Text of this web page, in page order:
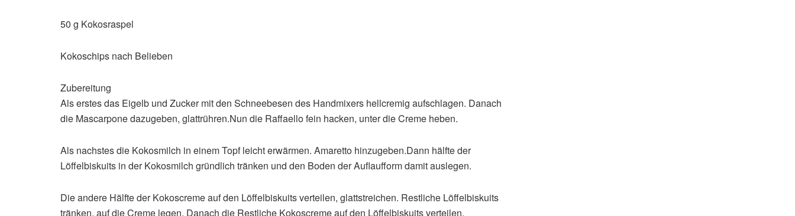
50 g Kokosraspel
Kokoschips nach Belieben
Zubereitung
Als erstes das Eigelb und Zucker mit den Schneebesen des Handmixers hellcremig aufschlagen. Danach
die Mascarpone dazugeben, glattrühren.Nun die Raffaello fein hacken, unter die Creme heben.
Als nachstes die Kokosmilch in einem Topf leicht erwärmen. Amaretto hinzugeben.Dann hälfte der
Löffelbiskuits in der Kokosmilch gründlich tränken und den Boden der Auflaufform damit auslegen.
Die andere Hälfte der Kokoscreme auf den Löffelbiskuits verteilen, glattstreichen. Restliche Löffelbiskuits
tränken, auf die Creme legen. Danach die Restliche Kokoscreme auf den Löffelbiskuits verteilen,